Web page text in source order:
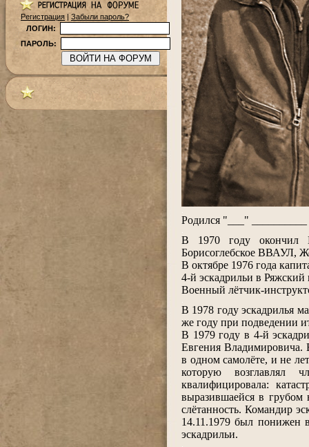
Регистрация | Забыли пароль?
ЛОГИН:
ПАРОЛЬ:
Родился "___" __________
В 1970 году окончил
Борисоглебское ВВАУЛ,
В октябре 1976 года
4-й эскадрильи в Ряжский
Военный лётчик-
В 1978 году эскадрилья
же году при подведении
В 1979 году в 4-й
Евгения Владимировича.
в одном самолёте, и не
которую возглавлял
квалифицировала:
выразившаейся в грубом
слётанность. Командир
14.11.1979 был понижен
эскадрильи.